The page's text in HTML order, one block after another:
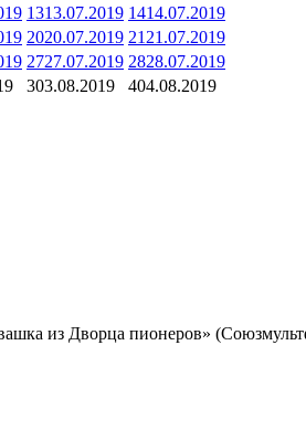
1313.07.2019 1414.07.2019
2020.07.2019 21 21.07.2019
2727.07.2019 2828.07.2019
303.08.2019 404.08.2019
из Дворца пионеров»